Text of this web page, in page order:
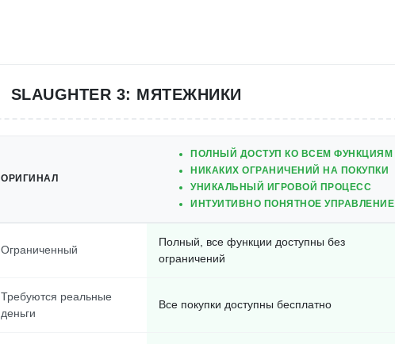
SLAUGHTER 3: МЯТЕЖНИКИ
ОРИГИНАЛ
ПОЛНЫЙ ДОСТУП КО ВСЕМ ФУНКЦИЯМ
НИКАКИХ ОГРАНИЧЕНИЙ НА ПОКУПКИ
УНИКАЛЬНЫЙ ИГРОВОЙ ПРОЦЕСС
ИНТУИТИВНО ПОНЯТНОЕ УПРАВЛЕНИЕ
Ограниченный
Полный, все функции доступны без
ограничений
Требуются реальные
деньги
Все покупки доступны бесплатно